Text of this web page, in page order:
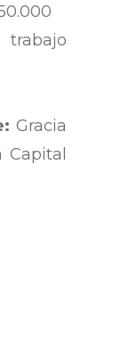
trabajo
Gracia